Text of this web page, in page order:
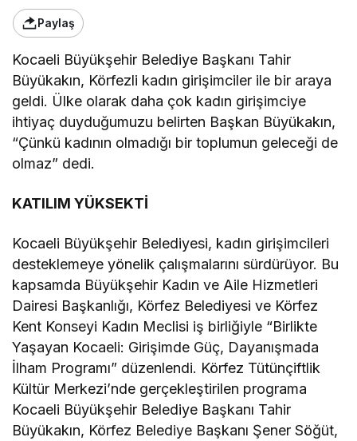
Paylaş
Kocaeli Büyükşehir Belediye Başkanı Tahir
Büyükakın, Körfezli kadın girişimciler ile bir araya
geldi. Ülke olarak daha çok kadın girişimciye
ihtiyaç duyduğumuzu belirten Başkan Büyükakın,
“Çünkü kadının olmadığı bir toplumun geleceği de
olmaz” dedi.
KATILIM YÜKSEKTİ
Kocaeli Büyükşehir Belediyesi, kadın girişimcileri
desteklemeye yönelik çalışmalarını sürdürüyor. Bu
kapsamda Büyükşehir Kadın ve Aile Hizmetleri
Dairesi Başkanlığı, Körfez Belediyesi ve Körfez
Kent Konseyi Kadın Meclisi iş birliğiyle “Birlikte
Yaşayan Kocaeli: Girişimde Güç, Dayanışmada
İlham Programı” düzenlendi. Körfez Tütünçiftlik
Kültür Merkezi’nde gerçekleştirilen programa
Kocaeli Büyükşehir Belediye Başkanı Tahir
Büyükakın, Körfez Belediye Başkanı Şener Söğüt,